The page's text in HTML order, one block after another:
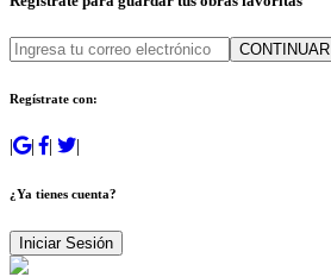
CONTINUAR
Regístrate con:
| | | |
¿Ya tienes cuenta?
Iniciar Sesión